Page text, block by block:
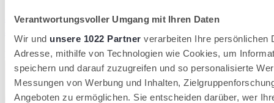
Verantwortungsvoller Umgang mit Ihren Daten
Wir und unsere 1022 Partner verarbeiten Ihre persönlichen
Adresse, mithilfe von Technologien wie Cookies, um
speichern und darauf zuzugreifen und so personalisierte
Messungen von Werbung und Inhalten,
Angeboten zu ermöglichen. Sie entscheiden darüber, wer
36.000 neue Mitglieder: Tennis wächst 2026 stärker
Deutscher Tennis Bund